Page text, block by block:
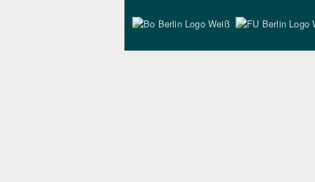
Bo Berlin Logo